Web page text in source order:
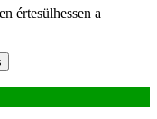
értesülhessen a